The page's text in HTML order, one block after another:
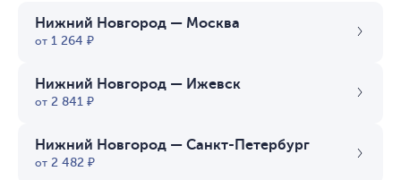
Нижний Новгород — Москва
от 1 264 ₽
Нижний Новгород — Ижевск
от 2 841 ₽
Нижний Новгород — Санкт-Петербург
от 2 482 ₽
Нижний Новгород— Кисловодск
Нижний Новгород— Киров
от 1 611 ₽
Нижний Новгород— Арзамас Город
Нижний Новгород— Иваново
от 1 075 ₽
Нижний Новгород— Лабытнанги
Нижний Новгород— Котлас
Нижний Новгород— Симферополь Пасс
Нижний Новгород— Пенза
Нижний Новгород— Великий Устюг
Нижний Новгород— Волгоград